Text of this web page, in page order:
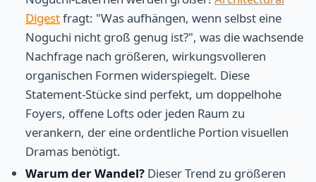
Digestfragt: "Was aufhängen, wenn selbst eine
Noguchi nicht groß genug ist?", was die wachsende
Nachfrage nach größeren, wirkungsvolleren
organischen Formen widerspiegelt. Diese
Statement-Stücke sind perfekt, um doppelhohe
Foyers, offene Lofts oder jeden Raum zu
verankern, der eine ordentliche Portion visuellen
Dramas benötigt.
Warum der Wandel? Dieser Trend zu größeren